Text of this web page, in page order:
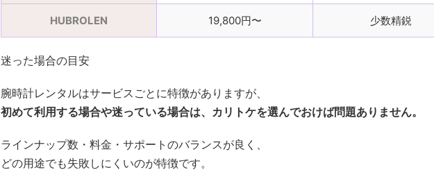
HUBROLEN 19,800円〜 少数精鋭
迷った場合の目安
腕時計レンタルはサービスごとに特徴がありますが、
初めて利用する場合や迷っている場合は、カリトケを選んでおけば問題ありません。
ラインナップ数・料金・サポートのバランスが良く、
どの用途でも失敗しにくいのが特徴です。